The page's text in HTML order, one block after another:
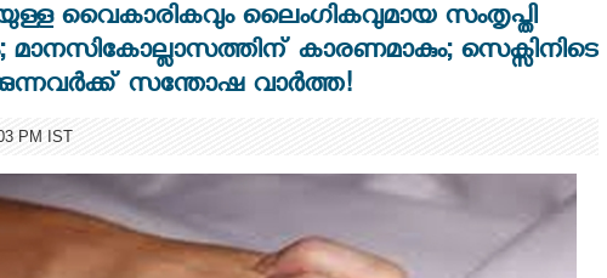
വൈകാരികവും ലൈംഗികവുമായ സംതൃപ്തി
മാനസികോല്ലാസത്തിന് കാരണമാകും; സെക്സിനിടെ
സന്തോഷ വാർത്ത!
PM IST